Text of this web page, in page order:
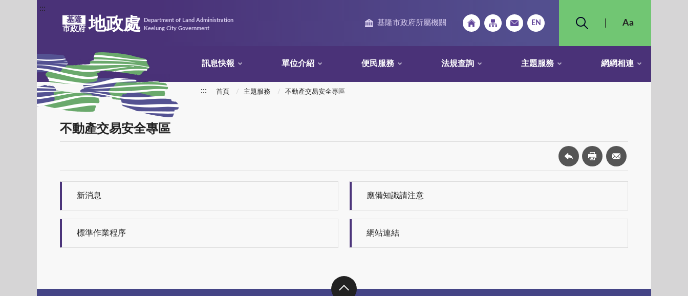
:::
基隆
市政府 地政處
Department of Land Administration
Keelung City Government
基隆市政府所屬機關
訊息快報 單位介紹 便民服務 法規查詢 主題服務 網網相連
::: 首頁 主題服務 不動產交易安全專區
不動產交易安全專區
新消息 應備知識請注意
標準作業程序 網站連結